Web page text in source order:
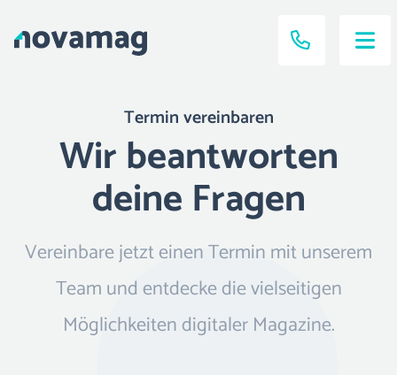
Termin vereinbaren
Wir beantworten
deine Fragen
Vereinbare jetzt einen Termin mit unserem
Team und entdecke die vielseitigen
Möglichkeiten digitaler Magazine.